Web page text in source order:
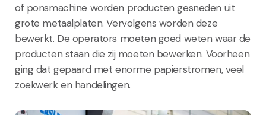
of ponsmachine worden producten gesneden uit
grote metaalplaten. Vervolgens worden deze
bewerkt. De operators moeten goed weten waar de
producten staan die zij moeten bewerken. Voorheen
ging dat gepaard met enorme papierstromen, veel
zoekwerk en handelingen.